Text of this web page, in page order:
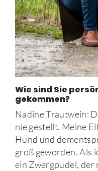
Wie sind Sie
gekommen?
Nadine Trautwein:
nie gestellt. Meine
Hund und
groß geworden. Als
ein Zwergpudel, der